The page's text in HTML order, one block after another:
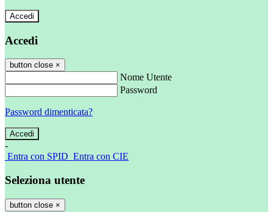
Accedi
Accedi
button close ×
Nome Utente
Password
Password dimenticata?
-
Entra con SPID Entra con CIE
Seleziona utente
button close ×